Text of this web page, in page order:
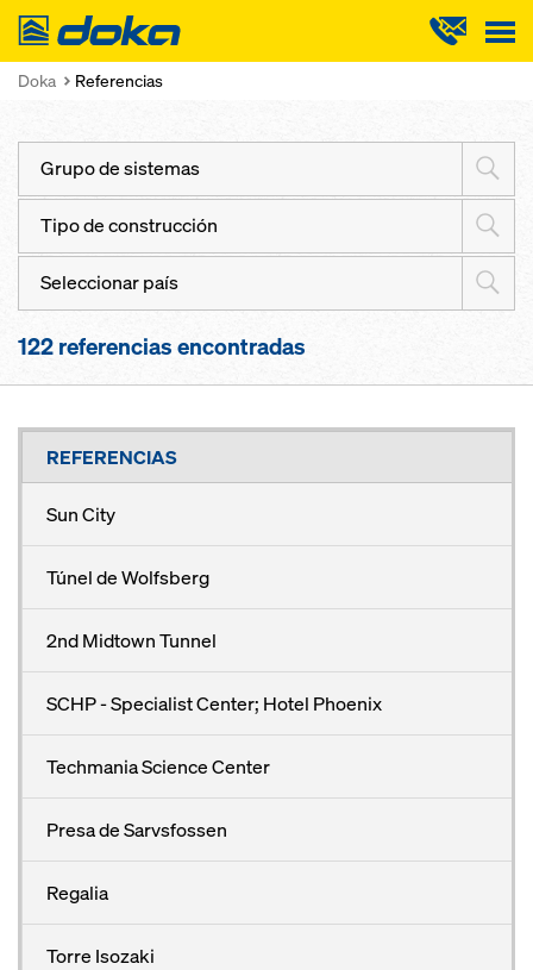
Doka
Doka Referencias
Grupo de sistemas
Tipo de construcción
Seleccionar país
122 referencias encontradas
REFERENCIAS
Sun City
Túnel de Wolfsberg
2nd Midtown Tunnel
SCHP - Specialist Center; Hotel Phoenix
Techmania Science Center
Presa de Sarvsfossen
Regalia
Torre Isozaki